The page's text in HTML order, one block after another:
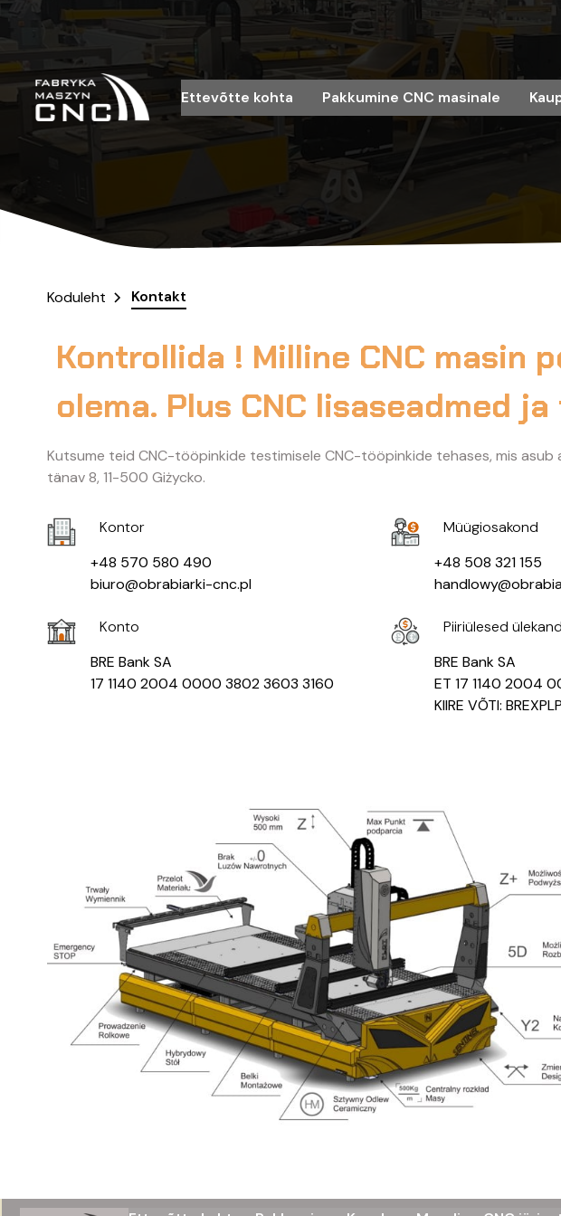
Ettevõtte kohta Pakkumine CNC masinale
Koduleht Kontakt
Kontrollida ! Milline CNC masin
olema. Plus CNC lisaseadmed
Kutsume teid CNC-tööpinkide testimisele CNC-tööpinkide tehases, mis asub
tänav 8, 11-500 Giżycko.
Kontor
+48 570 580 490
biuro@obrabiarki-cnc.pl
Müügiosakond
+48 508 321 155
Konto
BRE Bank SA
17 1140 2004 0000 3802 3603 3160
Piiriülesed
BRE Bank SA
ET 17 1140 2004
KIIRE VÕTI: